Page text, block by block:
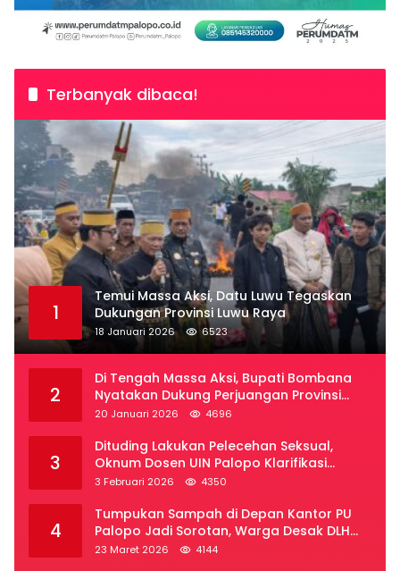
Terbanyak dibaca!
1
Temui Massa Aksi, Datu Luwu Tegaskan
Dukungan Provinsi Luwu Raya
18 Januari 2026 6523
2
Di Tengah Massa Aksi, Bupati Bombana
Nyatakan Dukung Perjuangan Provinsi
Luwu Raya
20 Januari 2026 4696
3
Dituding Lakukan Pelecehan Seksual,
Oknum Dosen UIN Palopo Klarifikasi
Kronologi
3 Februari 2026 4350
4
Tumpukan Sampah di Depan Kantor PU
Palopo Jadi Sorotan, Warga Desak DLH
Segera Bertindak
23 Maret 2026 4144